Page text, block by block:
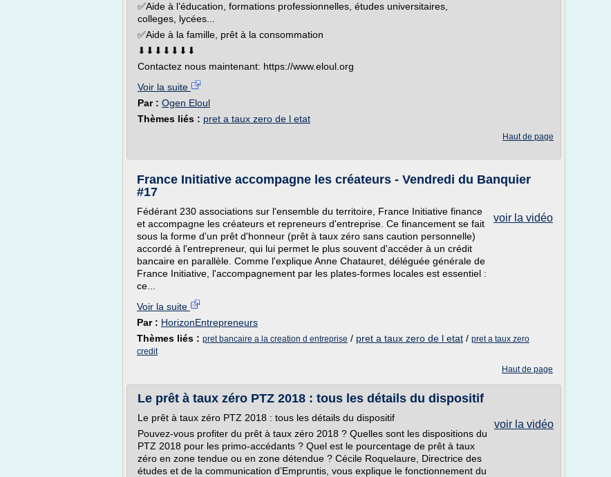
✅Aide à l’éducation, formations professionnelles, études universitaires,
colleges, lycées...
✅Aide à la famille, prêt à la consommation
⬇⬇⬇⬇⬇⬇⬇
Contactez nous maintenant: https://www.eloul.org
Voir la suite
Par : Ogen Eloul
Thèmes liés : pret a taux zero de l etat
Haut de page
France Initiative accompagne les créateurs - Vendredi du Banquier
#17
voir la vidéo
Fédérant 230 associations sur l'ensemble du territoire, France Initiative finance
et accompagne les créateurs et repreneurs d'entreprise. Ce financement se fait
sous la forme d'un prêt d'honneur (prêt à taux zéro sans caution personnelle)
accordé à l'entrepreneur, qui lui permet le plus souvent d'accéder à un crédit
bancaire en parallèle. Comme l'explique Anne Chatauret, déléguée générale de
France Initiative, l'accompagnement par les plates-formes locales est essentiel :
ce...
Voir la suite
Par : HorizonEntrepreneurs
Thèmes liés : pret bancaire a la creation d entreprise / pret a taux zero de l etat / pret a taux zero
credit
Haut de page
Le prêt à taux zéro PTZ 2018 : tous les détails du dispositif
voir la vidéo
Le prêt à taux zéro PTZ 2018 : tous les détails du dispositif
Pouvez-vous profiter du prêt à taux zéro 2018 ? Quelles sont les dispositions du
PTZ 2018 pour les primo-accédants ? Quel est le pourcentage de prêt à taux
zéro en zone tendue ou en zone détendue ? Cécile Roquelaure, Directrice des
études et de la communication d’Empruntis, vous explique le fonctionnement du